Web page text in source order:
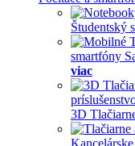
Študentský
smartfóny
viac
3D